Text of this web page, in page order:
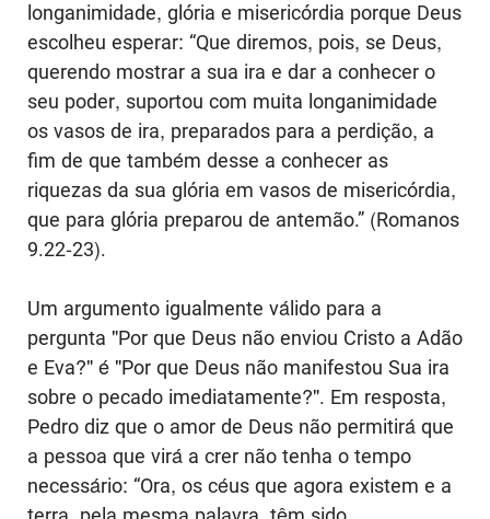
longanimidade, glória e misericórdia porque Deus
escolheu esperar: “Que diremos, pois, se Deus,
querendo mostrar a sua ira e dar a conhecer o
seu poder, suportou com muita longanimidade
os vasos de ira, preparados para a perdição, a
fim de que também desse a conhecer as
riquezas da sua glória em vasos de misericórdia,
que para glória preparou de antemão.” (Romanos
9.22-23).
Um argumento igualmente válido para a
pergunta "Por que Deus não enviou Cristo a Adão
e Eva?" é "Por que Deus não manifestou Sua ira
sobre o pecado imediatamente?". Em resposta,
Pedro diz que o amor de Deus não permitirá que
a pessoa que virá a crer não tenha o tempo
necessário: “Ora, os céus que agora existem e a